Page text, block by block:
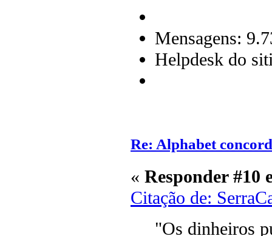
Mensagens:
Helpdesk do
Re: Alphabet
« Responder #10
Citação de:
"Os dinheiros